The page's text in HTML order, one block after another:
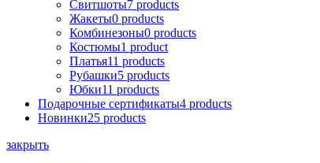
Cвитшоты7 products
Жакеты0 products
Комбинезоны0 products
Костюмы1 product
Платья11 products
Рубашки5 products
Юбки11 products
Подарочные сертификаты4 products
Новинки25 products
закрыть